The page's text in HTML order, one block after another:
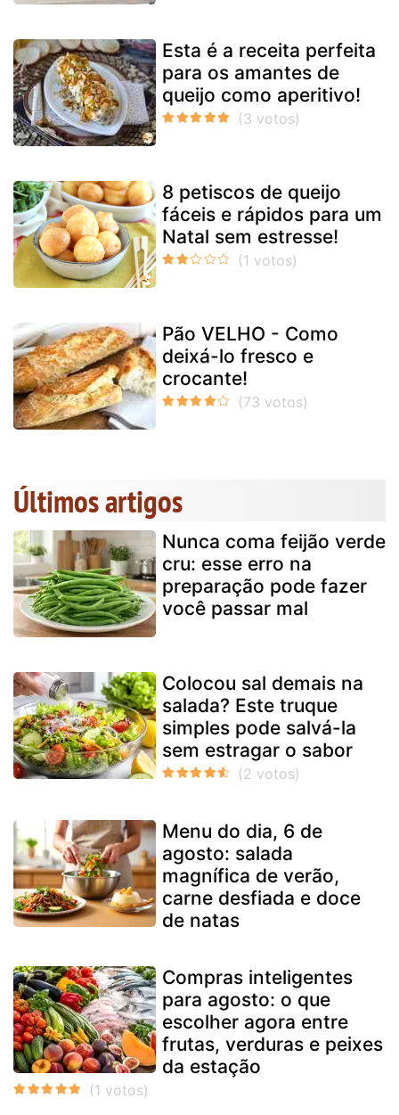
Esta é a receita perfeita
para os amantes de
queijo como aperitivo!
8 petiscos de queijo
fáceis e rápidos para um
Natal sem estresse!
Pão VELHO - Como
deixá-lo fresco e
crocante!
Últimos artigos
Nunca coma feijão verde
cru: esse erro na
preparação pode fazer
você passar mal
Colocou sal demais na
salada? Este truque
simples pode salvá-la
sem estragar o sabor
Menu do dia, 6 de
agosto: salada
magnífica de verão,
carne desfiada e doce
de natas
Compras inteligentes
para agosto: o que
escolher agora entre
frutas, verduras e peixes
da estação